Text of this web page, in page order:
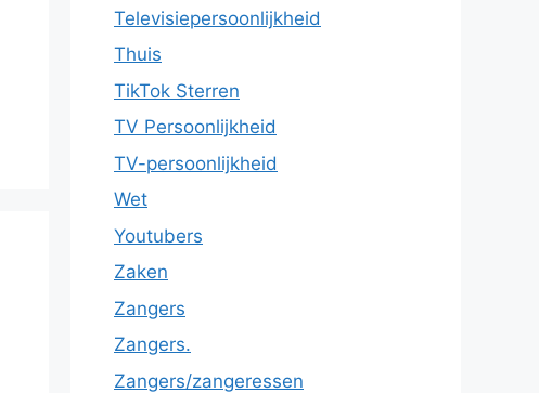
Televisiepersoonlijkheid
Thuis
TikTok Sterren
TV Persoonlijkheid
TV-persoonlijkheid
Wet
Youtubers
Zaken
Zangers
Zangers.
Zangers/zangeressen